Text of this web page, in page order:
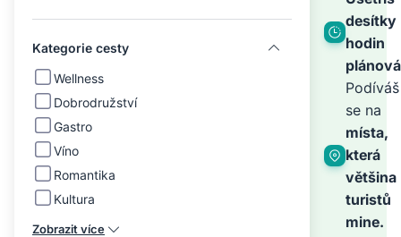
Kategorie cesty
Wellness
Dobrodružství
Gastro
Víno
Romantika
Kultura
Zobrazit více
–
je
desítky
hodin
Podíváš
se na
místa,
která
většina
turistů
mine.